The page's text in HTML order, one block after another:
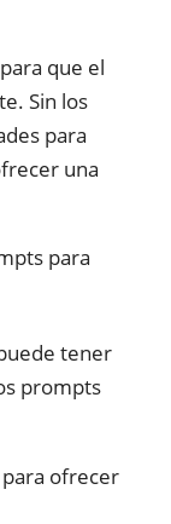
que el
Sin los
para
una
para
tener
prompts
ofrecer